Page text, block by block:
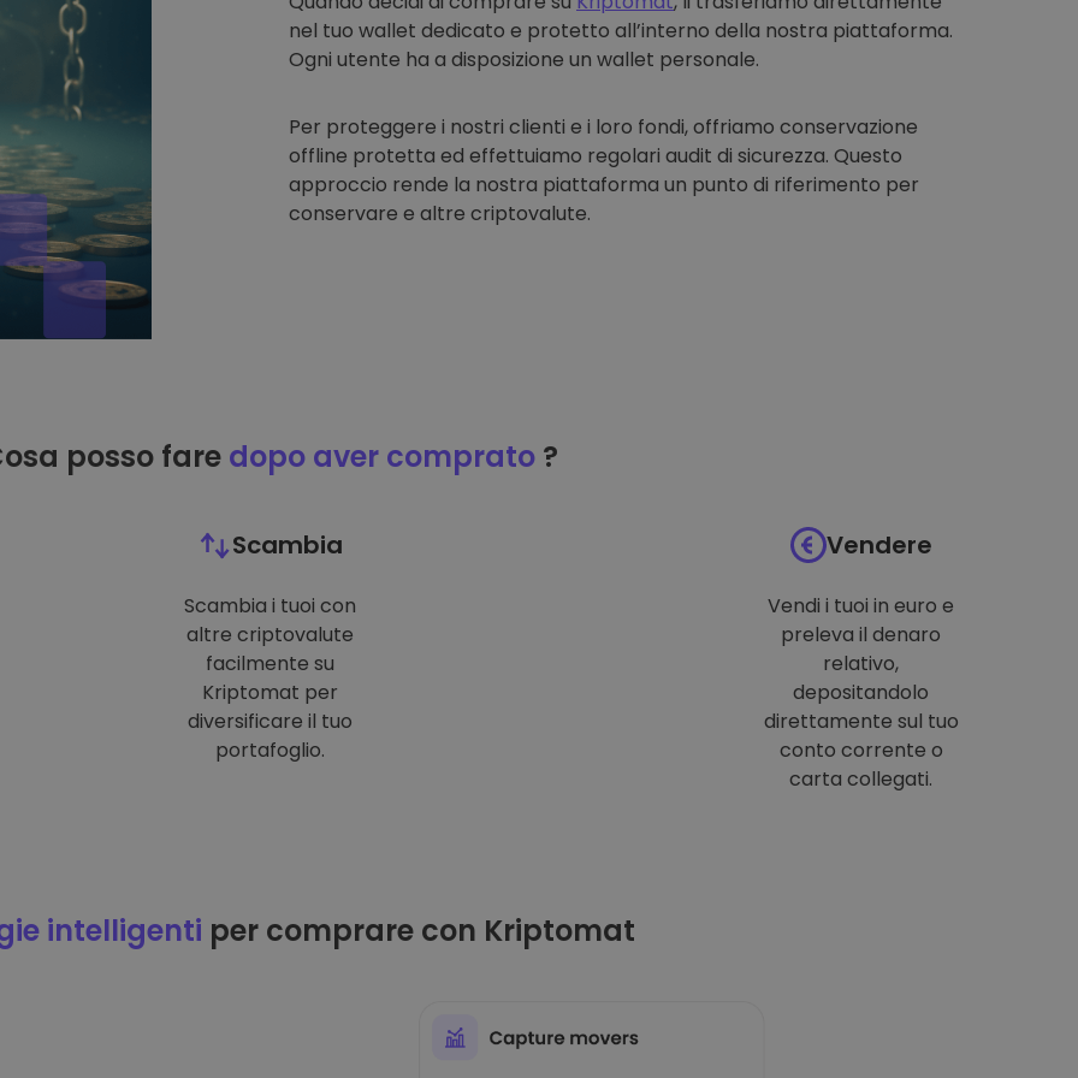
nel tuo wallet dedicato e protetto all’interno della nostra piattaforma.
Ogni utente ha a disposizione un wallet personale.
Per proteggere i nostri clienti e i loro fondi, offriamo conservazione
offline protetta ed effettuiamo regolari audit di sicurezza. Questo
approccio rende la nostra piattaforma un punto di riferimento per
conservare e altre criptovalute.
posso fare dopo aver comprato?
Scambia
Scambia i tuoi con
altre criptovalute
facilmente su
Kriptomat per
diversificare il tuo
portafoglio.
Vendere
Vendi i tuoi in euro e
preleva il denaro
relativo,
depositandolo
direttamente sul tuo
conto corrente o
carta collegati.
intelligenti per comprare con Kriptomat